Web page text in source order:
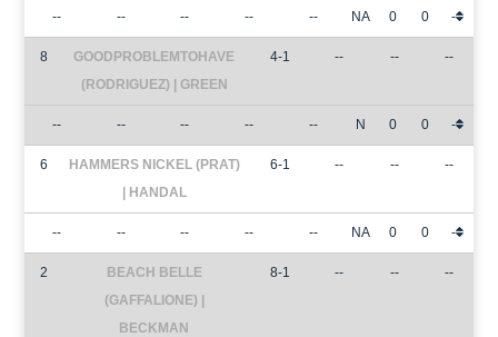
-- -- -- -- -- NA 0 0 -
8
GOODPROBLEMTOHAVE
(RODRIGUEZ) | GREEN
4-1 -- -- --
-- -- -- -- -- N 0 0 -
6
HAMMERS NICKEL (PRAT)
| HANDAL
6-1 -- -- --
-- -- -- -- -- NA 0 0 -
2
BEACH BELLE
(GAFFALIONE) |
BECKMAN
8-1 -- -- --